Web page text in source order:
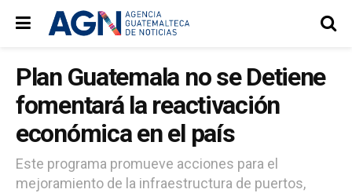
Plan Guatemala no se Detiene
fomentará la reactivación
económica en el país
Este programa promueve acciones para el
mejoramiento de la infraestructura de puertos,